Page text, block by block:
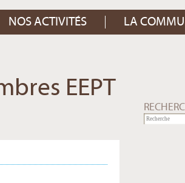
NOS ACTIVITÉS LA
EEPT